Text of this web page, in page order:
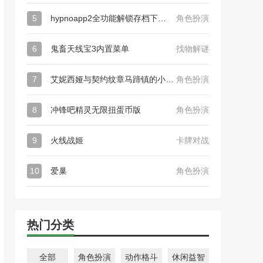
5 角色扮演
6 鬼畜天线宝3内置菜单 找物解谜
7 角色扮演
8 冲锋吧精灵无限扭蛋币版 角色扮演
9 火线战姬 卡牌对战
10 爱巢 角色扮演
热门分类
全部 角色扮演 动作格斗 休闲益智